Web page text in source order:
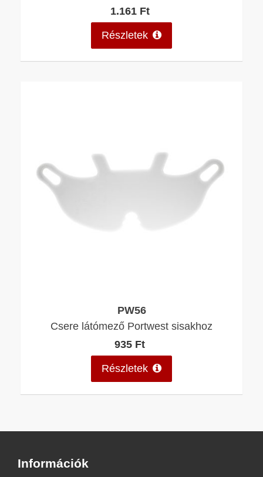
1.161 Ft
Részletek
PW56
Csere látómező Portwest sisakhoz
935 Ft
Részletek
Információk